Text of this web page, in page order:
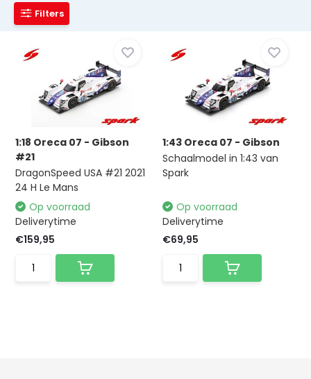
Filters
1:18 Oreca 07 - Gibson
#21
DragonSpeed USA #21 2021
24 H Le Mans
Op voorraad
Deliverytime
€159,95
1:43 Oreca 07 - Gibson
Schaalmodel in 1:43 van
Spark
Op voorraad
Deliverytime
€69,95